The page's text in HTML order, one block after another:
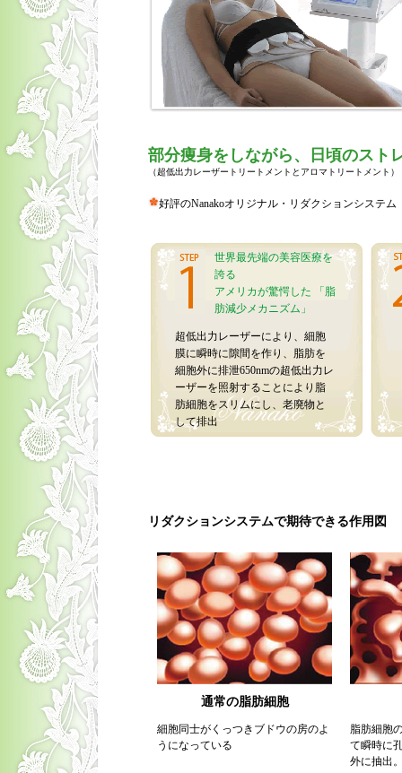
部分痩身をしながら、日頃のスト
（超低出力レーザートリートメントとアロマトリートメント）
好評のNanakoオリジナル・リダクションシステム
世界最先端の美容医療を
誇る
アメリカが驚愕した 「脂
肪減少メカニズム」
超低出力レーザーにより、細胞
膜に瞬時に隙間を作り、脂肪を
細胞外に排泄650nmの超低出力レ
ーザーを照射することにより脂
肪細胞をスリムにし、老廃物と
して排出
リダクションシステムで期待できる作用図
通常の脂肪細胞
細胞同士がくっつきブドウの房のよ
うになっている
脂肪細胞
て瞬時に
外に抽出